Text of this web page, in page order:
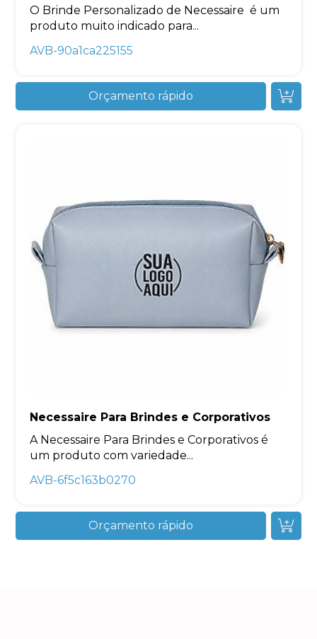
O Brinde Personalizado de Necessaire é um
produto muito indicado para...
AVB-90a1ca225155
Orçamento rápido
Necessaire Para Brindes e Corporativos
A Necessaire Para Brindes e Corporativos é
um produto com variedade...
AVB-6f5c163b0270
Orçamento rápido